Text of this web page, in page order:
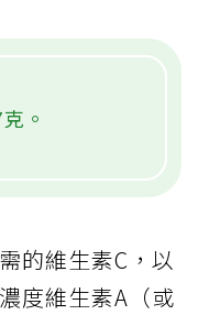
。
的維生素C，以
度維生素A（或